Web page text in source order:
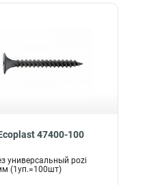
47400-100
универсальный pozi
(1уп.=100шт)